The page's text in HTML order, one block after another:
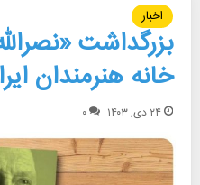
اخبار
بزرگداشت
خانه هنرمندان
۲۴ دی, ۱۴۰۳ ۰